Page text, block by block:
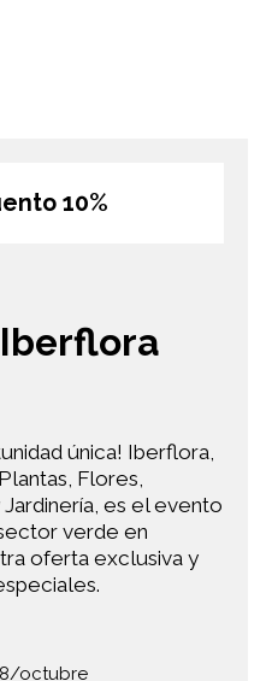
10%
única! Iberflora,
Flores,
es el evento
verde en
oferta exclusiva y
octubre